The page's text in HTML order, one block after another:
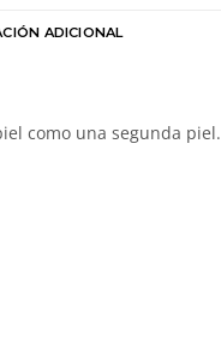
ADICIONAL
como una segunda piel.